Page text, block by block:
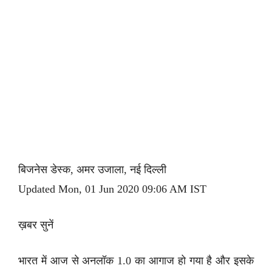
बिजनेस डेस्क, अमर उजाला, नई दिल्ली
Updated Mon, 01 Jun 2020 09:06 AM IST
ख़बर सुनें
भारत में आज से अनलॉक 1.0 का आगाज हो गया है और इसके